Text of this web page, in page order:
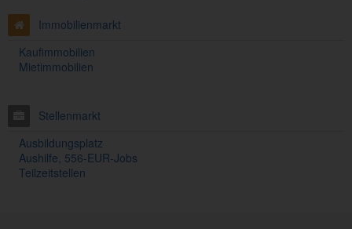
Immobilienmarkt
Kaufimmobilien
Mietimmobilien
Stellenmarkt
Ausbildungsplatz
Aushilfe, 556-EUR-Jobs
Teilzeitstellen